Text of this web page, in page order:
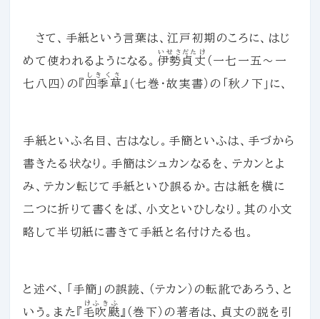
さて、手紙という言葉は、江戸初期のころに、はじ
めて使われるようになる。 伊勢貞丈
いせさだたけ
（一七一五～一
七八四）の『 四季草
しきくさ
』（七巻・故実書）の「秋ノ下」に、
手紙といふ名目、古はなし。手簡といふは、手づから
書きたる状なり。手簡はシュカンなるを、テカンとよ
み、テカン転じて手紙といひ誤るか。古は紙を横に
二つに折りて書くをば、小文といひしなり。其の小文
略して半切紙に書きて手紙と名付けたる也。
と述べ、「手簡」の誤読、（テカン）の転訛であろう、と
いう。また『毛吹颫
けふきふ
』（巻下）の著者は、貞丈の説を引